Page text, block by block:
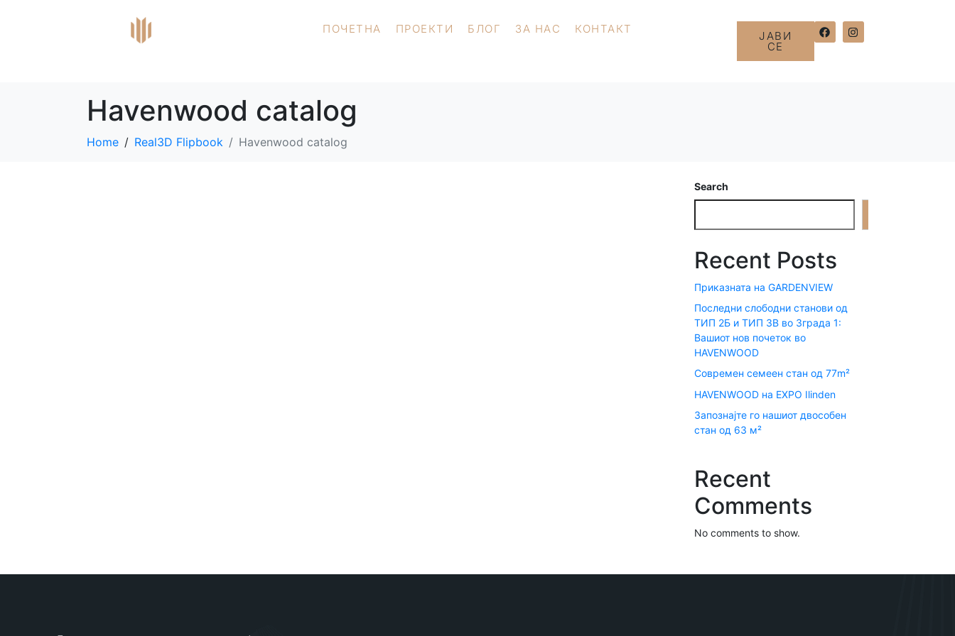
ПОЧЕТНА ПРОЕКТИ БЛОГ ЗА НАС КОНТАКТ
ЈАВИ
СЕ
Havenwood catalog
Home Real3D Flipbook Havenwood catalog
Search
Recent Posts
Приказната на GARDENVIEW
Последни слободни станови од
ТИП 2Б и ТИП 3В во Зграда 1:
Вашиот нов почеток во
HAVENWOOD
Современ семеен стан од 77m²
HAVENWOOD на EXPO Ilinden
Запознајте го нашиот двособен
стан од 63 м²
Recent
Comments
No comments to show.